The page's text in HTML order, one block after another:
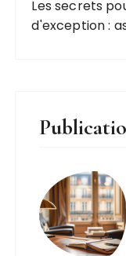
Les secrets
d'exception :